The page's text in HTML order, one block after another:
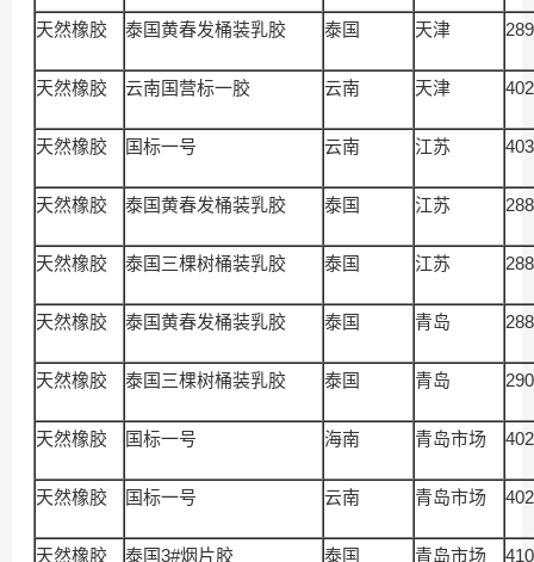
天然橡胶 泰国黄春发桶装乳胶 泰国 天津
天然橡胶 云南国营标一胶 云南 天津
天然橡胶 国标一号 云南 江苏
天然橡胶 泰国黄春发桶装乳胶 泰国 江苏
天然橡胶 泰国三棵树桶装乳胶 泰国 江苏
天然橡胶 泰国黄春发桶装乳胶 泰国 青岛
天然橡胶 泰国三棵树桶装乳胶 泰国 青岛
天然橡胶 国标一号 海南 青岛市场
天然橡胶 国标一号 云南 青岛市场
天然橡胶 泰国3#烟片胶 泰国 青岛市场